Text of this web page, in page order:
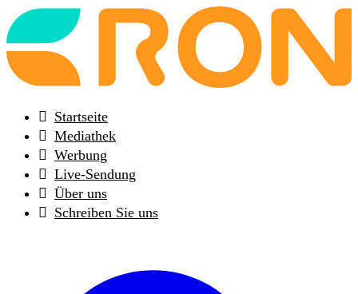
Back
to
frontpage
Startseite
Mediathek
Werbung
Live-Sendung
Über uns
Schreiben Sie uns